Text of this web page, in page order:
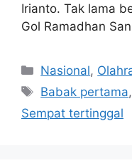
Irianto. Tak lama
Gol Ramadhan
Kategori
Nasional,
Tag
Babak pertama
Sempat tertinggal